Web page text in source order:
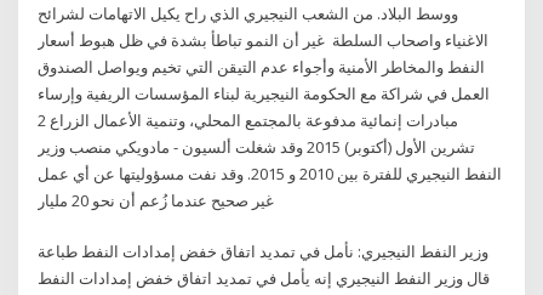
ووسط البلاد. من الشعب النيجيري الذي راح يكيل الاتهامات لشرائح
الاغنياء واصحاب السلطة غير أن النمو تباطأ بشدة في ظل هبوط أسعار
النفط والمخاطر الأمنية وأجواء عدم التيقن التي تخيم ويواصل الصندوق
العمل في شراكة مع الحكومة النيجيرية لبناء المؤسسات الريفية وإرساء
مبادرات إنمائية مدفوعة بالمجتمع المحلي، وتنمية الأعمال الزراع 2
تشرين الأول (أكتوبر) 2015 وقد شغلت ألسيون - مادويكي منصب وزير
النفط النيجيري للفترة بين 2010 و 2015. وقد نفت مسؤوليتها عن أي عمل
وزير النفط النيجيري: نأمل في تمديد اتفاق خفض إمدادات النفط طباعة
قال وزير النفط النيجيري إنه يأمل في تمديد اتفاق خفض إمدادات النفط